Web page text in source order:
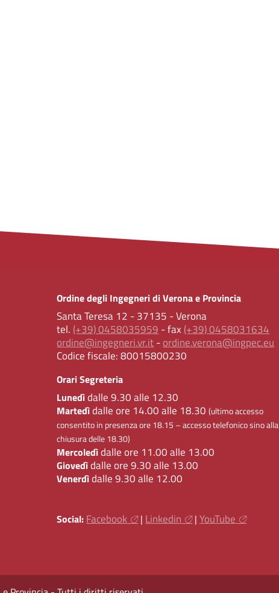
Ordine degli Ingegneri di Verona e Provincia
Santa Teresa 12 - 37135 - Verona
tel. (+39) 0458035959 - fax (+39) 0458031634
ordine@ingegneri.vr.it-ordine.verona@ingpec.eu
Codice fiscale:80015800230
Orari Segreteria
Lunedìdalle 9.30 alle 12.30
Martedìdalle ore 14.00 alle 18.30(ultimo accesso
consentito in presenza ore 18.15 – accesso telefonico sino alla
chiusura delle 18.30)
Mercoledìdalle ore 11.00 alle 13.00
Giovedìdalle ore 9.30 alle 13.00
Venerdìdalle 9.30 alle 12.00
Social: Facebook | Linkedin |YouTube